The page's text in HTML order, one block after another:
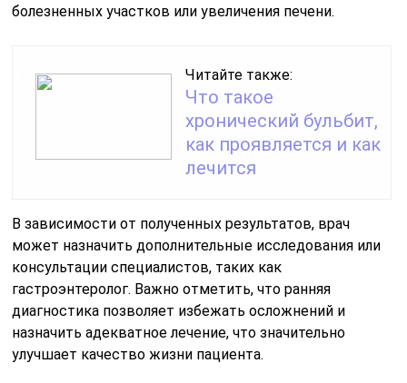
болезненных участков или увеличения печени.
Читайте также:
Что такое
хронический бульбит,
как проявляется и как
лечится
В зависимости от полученных результатов, врач
может назначить дополнительные исследования или
консультации специалистов, таких как
гастроэнтеролог. Важно отметить, что ранняя
диагностика позволяет избежать осложнений и
назначить адекватное лечение, что значительно
улучшает качество жизни пациента.